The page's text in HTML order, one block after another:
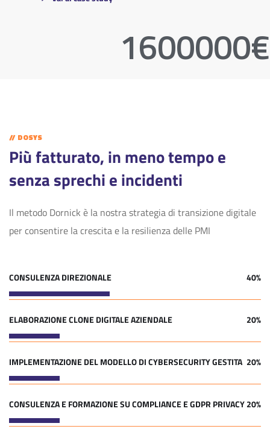
1600000€
// DOSYS
Più fatturato, in meno tempo e
senza sprechi e incidenti
Il metodo Dornick è la nostra strategia di transizione digitale
per consentire la crescita e la resilienza delle PMI
CONSULENZA DIREZIONALE 40%
ELABORAZIONE CLONE DIGITALE AZIENDALE 20%
IMPLEMENTAZIONE DEL MODELLO DI CYBERSECURITY GESTITA 20%
CONSULENZA E FORMAZIONE SU COMPLIANCE E GDPR PRIVACY20%